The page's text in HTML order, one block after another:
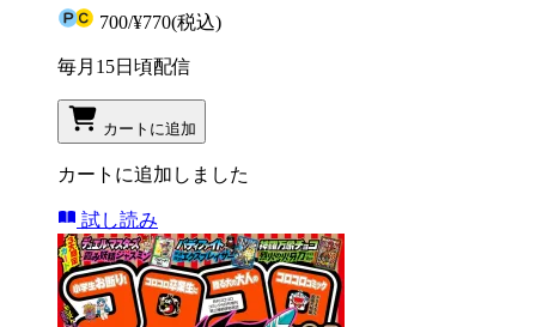
700/¥770(税込)
毎月15日頃配信
カートに追加
カートに追加しました
試し読み